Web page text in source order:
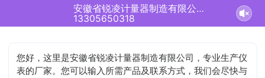
安徽省锐凌计量器制造有限公司正在为您服务
13305650318
您好，这里是安徽省锐凌计量器制造有限公司，专业生产仪
表的厂家。您可以输入所需产品及联系方式，我们会尽快与